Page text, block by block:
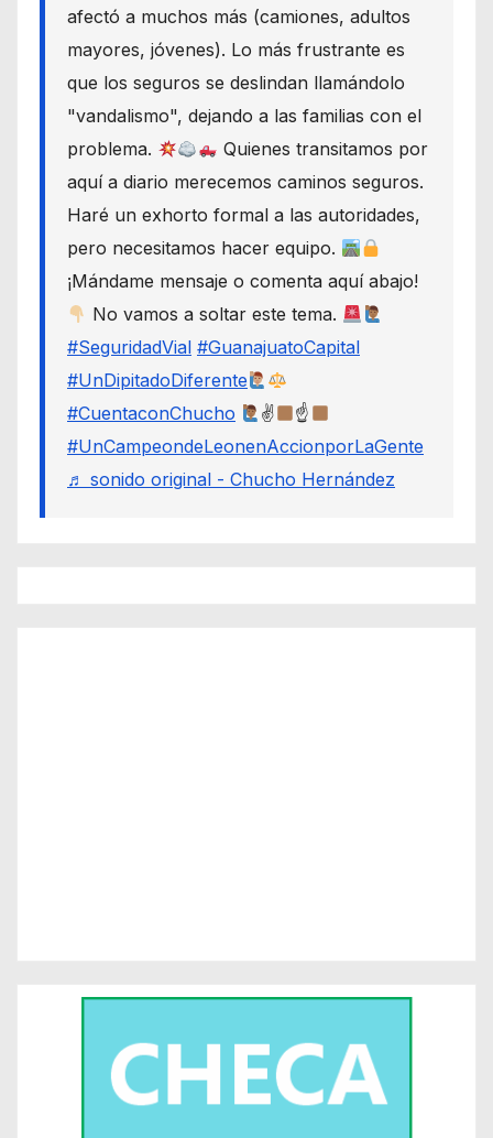
afectó a muchos más (camiones, adultos
mayores, jóvenes). Lo más frustrante es
que los seguros se deslindan llamándolo
"vandalismo", dejando a las familias con el
problema.
Quienes transitamos por
aquí a diario merecemos caminos seguros.
Haré un exhorto formal a las autoridades,
pero necesitamos hacer equipo.
¡Mándame mensaje o comenta aquí abajo!
No vamos a soltar este tema.
#SeguridadVial #GuanajuatoCapital
#UnDipitadoDiferente
#CuentaconChucho
✌
☝
#UnCampeondeLeonenAccionporLaGente
♬ sonido original - Chucho Hernández